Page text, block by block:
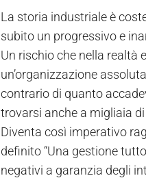
La storia industriale è
subito un progressivo e
Un rischio che nella realtà
un’organizzazione
contrario di quanto
trovarsi anche a migliaia
Diventa così imperativo
definito “Una gestione
negativi a garanzia degli